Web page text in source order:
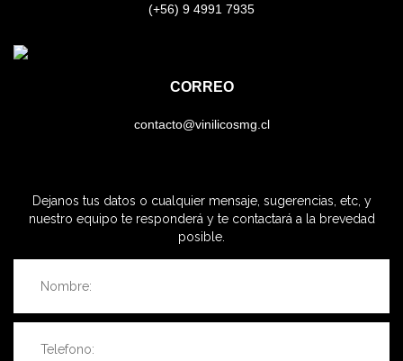
(+56) 9 4991 7935
CORREO
contacto@vinilicosmg.cl
Dejanos tus datos o cualquier mensaje, sugerencias, etc, y
nuestro equipo te responderá y te contactará a la brevedad
posible.